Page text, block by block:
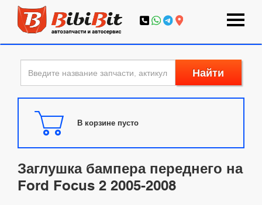
Найти
В корзине пусто
Заглушка бампера переднего на
Ford Focus 2 2005-2008